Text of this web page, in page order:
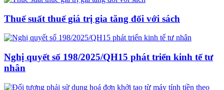
Thuế suất thuế giá trị gia tăng đối với sách
Nghị quyết số 198/2025/QH15 phát triển kinh tế tư
nhân